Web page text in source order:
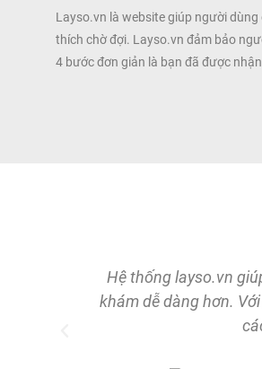
Layso.vn là website giúp người
thích chờ đợi. Layso.vn đảm bảo
4 bước đơn giản là bạn đã được
Hệ thống layso.vn
khám dễ dàng hơn.